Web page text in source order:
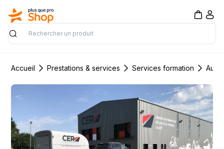
Rechercher
Accueil Prestations & services Services formation